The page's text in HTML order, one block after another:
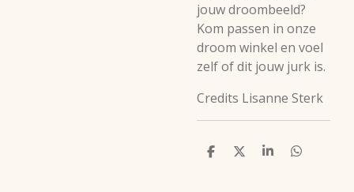
jouw droombeeld?
Kom passen in onze
droom winkel en voel
zelf of dit jouw jurk is.
Credits Lisanne Sterk
D
D
S
D